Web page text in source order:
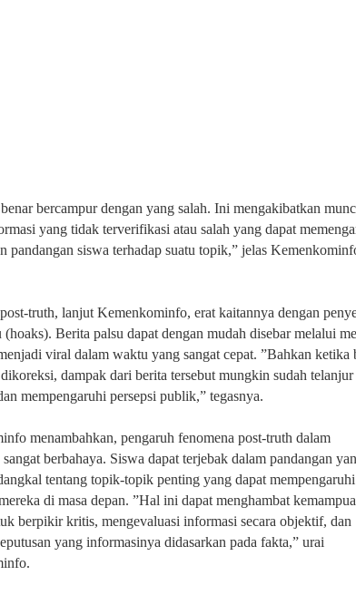
bercampur dengan yang salah. Ini mengakibatkan
yang tidak terverifikasi atau salah yang dapat
pandangan siswa terhadap suatu topik,” jelas
truth, lanjut Kemenkominfo, erat kaitannya dengan
(hoaks). Berita palsu dapat dengan mudah disebar melalui
viral dalam waktu yang sangat cepat. ”Bahkan ketika
dampak dari berita tersebut mungkin sudah telanjur
mempengaruhi persepsi publik,” tegasnya.
menambahkan, pengaruh fenomena post-truth dalam
berbahaya. Siswa dapat terjebak dalam pandangan
tentang topik-topik penting yang dapat mempengaruhi
di masa depan. ”Hal ini dapat menghambat
berpikir kritis, mengevaluasi informasi secara objektif, dan
yang informasinya didasarkan pada fakta,” urai